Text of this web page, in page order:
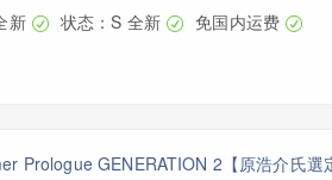
新
状态：S 全新 免国内运费
Prologue GENERATION 2【原浩介氏選